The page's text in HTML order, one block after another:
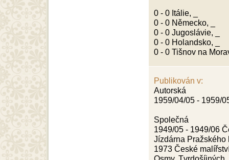
0 - 0 Itálie, _
0 - 0 Německo, _
0 - 0 Jugoslávie, _
0 - 0 Holandsko, _
0 - 0 Tišnov na
Publikován v:
Autorská
1959/04/05 - 1959/
Společná
1949/05 - 1949/06
Jízdárna Pražského
1973 České